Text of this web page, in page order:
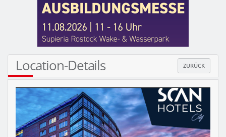
Location-Details ZURÜCK